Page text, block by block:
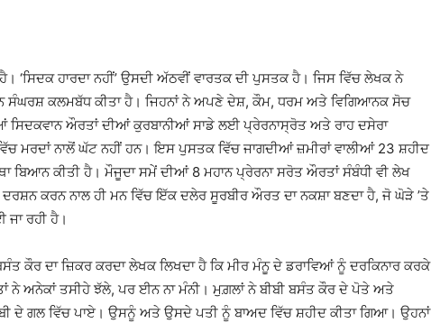
‘ਸਿਦਕ ਹਾਰਦਾ ਨਹੀਂ’ ਉਸਦੀ ਅੱਠਵੀਂ ਵਾਰਤਕ ਦੀ ਪੁਸਤਕ ਹੈ। ਜਿਸ ਵਿੱਚ ਲੇਖਕ ਨੇ
ਸੰਘਰਸ਼ ਕਲਮਬੱਧ ਕੀਤਾ ਹੈ। ਜਿਹਨਾਂ ਨੇ ਅਪਣੇ ਦੇਸ਼, ਕੌਮ, ਧਰਮ ਅਤੇ ਵਿਗਿਆਨਕ ਸੋਚ
ਔਰਤਾਂ ਦੀਆਂ ਕੁਰਬਾਨੀਆਂ ਸਾਡੇ ਲਈ ਪ੍ਰੇਰਨਾਸ੍ਰੋਤ ਅਤੇ ਰਾਹ ਦਸੇਰਾ
ਮਰਦਾਂ ਨਾਲੋਂ ਘੱਟ ਨਹੀਂ ਹਨ। ਇਸ ਪੁਸਤਕ ਵਿੱਚ ਜਾਗਦੀਆਂ ਜ਼ਮੀਰਾਂ ਵਾਲੀਆਂ 23 ਸ਼ਹੀਦ
ਬਿਆਨ ਕੀਤੀ ਹੈ। ਮੌਜੂਦਾ ਸਮੇਂ ਦੀਆਂ 8 ਮਹਾਨ ਪ੍ਰੇਰਨਾ ਸਰੋਤ ਔਰਤਾਂ ਸੰਬੰਧੀ ਵੀ ਲੇਖ
ਕਰਨ ਨਾਲ ਹੀ ਮਨ ਵਿੱਚ ਇੱਕ ਦਲੇਰ ਸੂਰਬੀਰ ਔਰਤ ਦਾ ਨਕਸ਼ਾ ਬਣਦਾ ਹੈ, ਜੋ ਘੋੜੇ ’ਤੇ
ਰਹੀ ਹੈ।
ਕੌਰ ਦਾ ਜ਼ਿਕਰ ਕਰਦਾ ਲੇਖਕ ਲਿਖਦਾ ਹੈ ਕਿ ਮੀਰ ਮੰਨੂ ਦੇ ਡਰਾਵਿਆਂ ਨੂੰ ਦਰਕਿਨਾਰ ਕਰਕੇ
ਨੇ ਅਨੇਕਾਂ ਤਸੀਹੇ ਝੱਲੇ, ਪਰ ਈਨ ਨਾ ਮੰਨੀ। ਮੁਗ਼ਲਾਂ ਨੇ ਬੀਬੀ ਬਸੰਤ ਕੌਰ ਦੇ ਪੋਤੇ ਅਤੇ
ਦੇ ਗਲ ਵਿੱਚ ਪਾਏ। ਉਸਨੂੰ ਅਤੇ ਉਸਦੇ ਪਤੀ ਨੂੰ ਬਾਅਦ ਵਿੱਚ ਸ਼ਹੀਦ ਕੀਤਾ ਗਿਆ। ਉਹਨਾਂ